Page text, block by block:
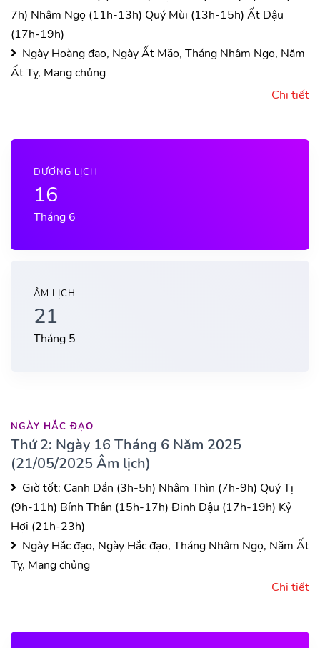
7h) Nhâm Ngọ (11h-13h) Quý Mùi (13h-15h) Ất Dậu
(17h-19h)
Ngày Hoàng đạo, Ngày Ất Mão, Tháng Nhâm Ngọ, Năm
Ất Tỵ, Mang chủng
Chi tiết
DƯƠNG LỊCH
16
Tháng 6
ÂM LỊCH
21
Tháng 5
NGÀY HẮC ĐẠO
Thứ 2: Ngày 16 Tháng 6 Năm 2025
(21/05/2025 Âm lịch)
Giờ tốt: Canh Dần (3h-5h) Nhâm Thìn (7h-9h) Quý Tị
(9h-11h) Bính Thân (15h-17h) Đinh Dậu (17h-19h) Kỷ
Hợi (21h-23h)
Ngày Hắc đạo, Ngày Hắc đạo, Tháng Nhâm Ngọ, Năm Ất
Tỵ, Mang chủng
Chi tiết